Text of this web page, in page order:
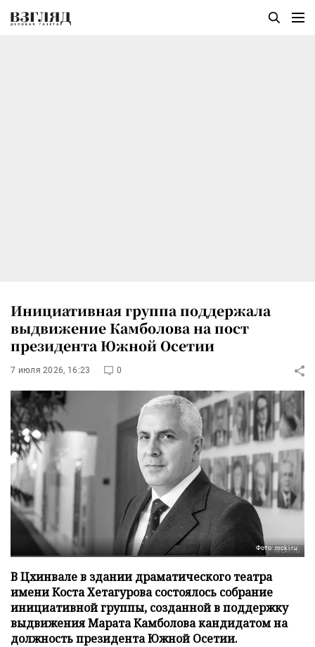
Инициативная группа поддержала
выдвижение Камболова на пост
президента Южной Осетии
7 июля 2026, 16:23 0
Фото: nrcki.ru
В Цхинвале в здании драматического театра
имени Коста Хетагурова состоялось собрание
инициативной группы, созданной в поддержку
выдвижения Марата Камболова кандидатом на
должность президента Южной Осетии.